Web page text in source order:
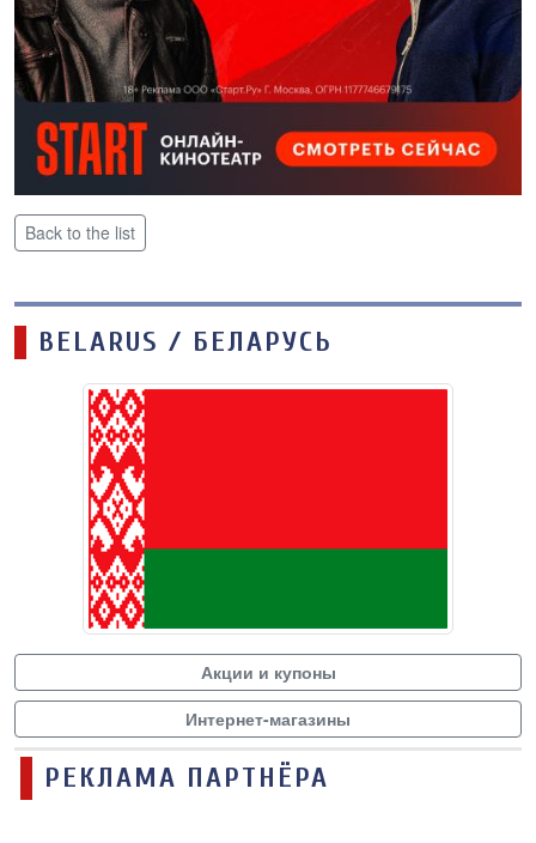
Back to the list
BELARUS / БЕЛАРУСЬ
Акции и купоны
Интернет-магазины
РЕКЛАМА ПАРТНЁРА